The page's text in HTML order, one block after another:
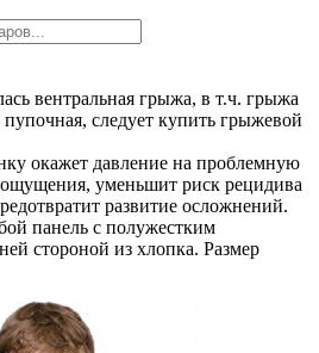
вентральная грыжа, в т.ч. грыжа
следует купить грыжевой
окажет давление на проблемную
ощущения, уменьшит риск рецидива
развитие осложнений.
панель с полужестким
стороной из хлопка. Размер